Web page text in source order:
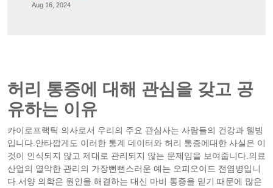
Aug 16, 2024
허리 통증에 대해 관심을 갖고 공
유하는 이유
카이로프랙틱 의사로서 우리의 주요 관심사는 사람들의 건강과 웰빙
입니다.안타깝게도 이러한 통계 데이터와 허리 통증에대한 사실은 이
것이 인식되지 않고 제대로 관리되지 않는 문제임을 보여줍니다. 의료
산업의 열악한 관리의 가장뻔뻔스러운 예는 오피오이드 전염병입니
다.서양 의학은 원인을 해결하는 대신 마비 통증을 믿기 때문에 많은